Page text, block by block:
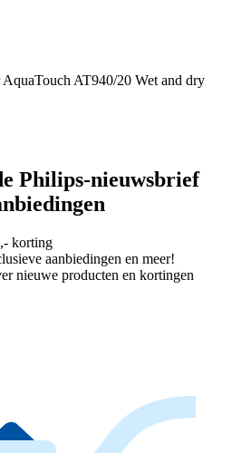
AT940/20 Wet and dry
Philips-nieuwsbrief
korting
aanbiedingen en meer!
nieuwe producten en kortingen